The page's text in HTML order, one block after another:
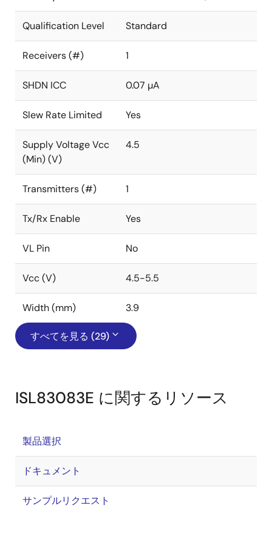
Qualification Level Standard
Receivers (#) 1
SHDN ICC 0.07 µA
Slew Rate Limited Yes
Supply Voltage Vcc
(Min) (V)
4.5
Transmitters (#) 1
Tx/Rx Enable Yes
VL Pin No
Vcc (V) 4.5-5.5
Width (mm) 3.9
すべてを見る (29)
ISL83083E に関するリソース
製品選択
ドキュメント
サンプルリクエスト